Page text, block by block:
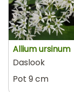
Allium ursinum
Daslook
Pot 9 cm